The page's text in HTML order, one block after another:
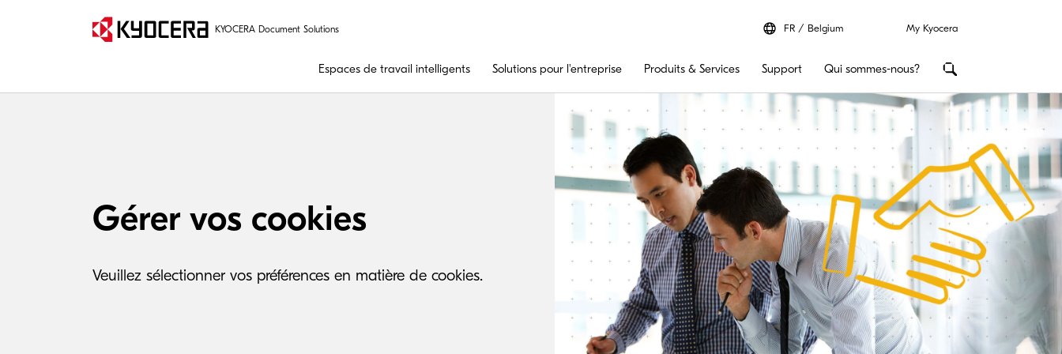
KYOCERA Document Solutions FR Belgium My Kyocera
Espaces de travail intelligents Solutions pour l'entreprise Produits & Services Support Qui sommes-nous?
Gérer vos cookies
Veuillez sélectionner vos préférences en matière de cookies.